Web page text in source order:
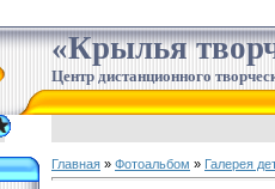
«Крылья
Центр дистанционного
Главная » Фотоальбом » Галерея